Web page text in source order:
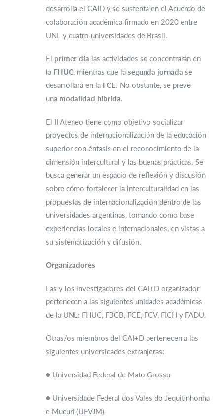
desarrolla el CAID y se sustenta en el Acuerdo de
colaboración académica firmado en 2020 entre
UNL y cuatro universidades de Brasil.
El primer día las actividades se concentrarán en
la FHUC, mientras que la segunda jornada se
desarrollará en la FCE. No obstante, se prevé
una modalidad híbrida.
El II Ateneo tiene como objetivo socializar
proyectos de internacionalización de la educación
superior con énfasis en el reconocimiento de la
dimensión intercultural y las buenas prácticas. Se
busca generar un espacio de reflexión y discusión
sobre cómo fortalecer la interculturalidad en las
propuestas de internacionalización dentro de las
universidades argentinas, tomando como base
experiencias locales e internacionales, en vistas a
su sistematización y difusión.
Organizadores
Las y los investigadores del CAI+D organizador
pertenecen a las siguientes unidades académicas
de la UNL: FHUC, FBCB, FCE, FCV, FICH y FADU.
Otras/os miembros del CAI+D pertenecen a las
siguientes universidades extranjeras:
● Universidad Federal de Mato Grosso
● Universidade Federal dos Vales do Jequitinhonha
e Mucuri (UFVJM)